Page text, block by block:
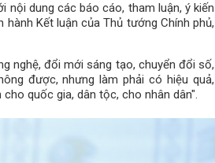
nội dung các báo cáo, tham luận, ý kiến
Kết luận của Thủ tướng Chính phủ,
nghệ, đổi mới sáng tạo, chuyển đổi số,
được, nhưng làm phải có hiệu quả,
quốc gia, dân tộc, cho nhân dân".